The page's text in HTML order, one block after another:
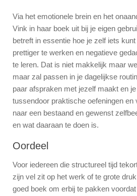
Via het emotionele brein en het
Vink in haar boek uit bij je eigen
betreft in essentie hoe je zelf iets
prettiger te werken en negatieve
te leren. Dat is niet makkelijk maar
maar zal passen in je dagelijkse
paar afspraken met jezelf maakt en
tussendoor praktische oefeningen en
naar een bestaand en gewenst
en wat daaraan te doen is.
Oordeel
Voor iedereen die structureel tijd
zijn vel zit op het werk of te grote
goed boek om erbij te pakken